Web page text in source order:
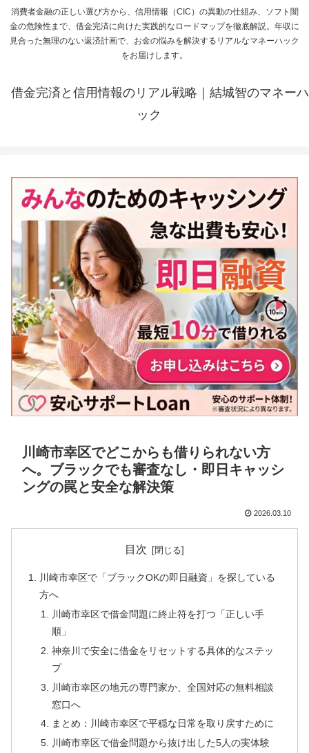
消費者金融の正しい選び方から、信用情報（CIC）の異動の仕組み、ソフト闇
金の危険性まで、借金完済に向けた実践的なロードマップを徹底解説。年収に
見合った無理のない返済計画で、お金の悩みを解決するリアルなマネーハック
をお届けします。
借金完済と信用情報のリアル戦略｜結城智のマネーハ
ック
川崎市幸区でどこからも借りられない方
へ。ブラックでも審査なし・即日キャッシ
ングの罠と安全な解決策
2026.03.10
目次
川崎市幸区で「ブラックOKの即日融資」を探している
方へ
川崎市幸区で借金問題に終止符を打つ「正しい手
順」
神奈川で安全に借金をリセットする具体的なステッ
プ
川崎市幸区の地元の専門家か、全国対応の無料相談
窓口へ
まとめ：川崎市幸区で平穏な日常を取り戻すために
川崎市幸区で借金問題から抜け出した5人の実体験